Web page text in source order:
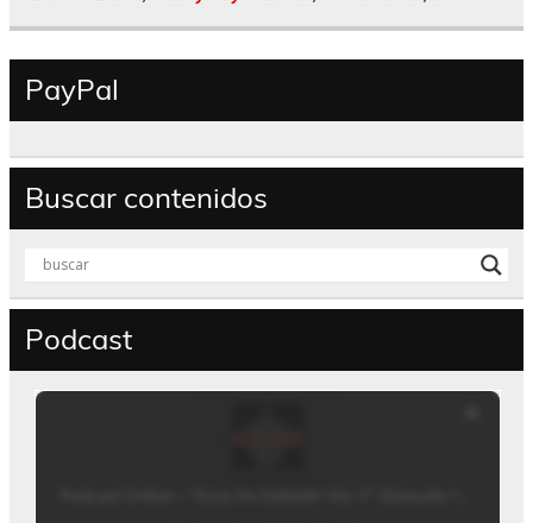
PayPal
Buscar contenidos
Podcast